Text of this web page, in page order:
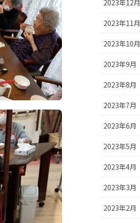
2023年12月
2023年11月
2023年10月
2023年9月
2023年8月
2023年7月
2023年6月
2023年5月
2023年4月
2023年3月
2023年2月